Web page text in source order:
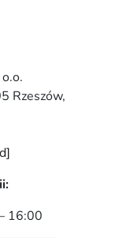
Rzeszów,
16:00